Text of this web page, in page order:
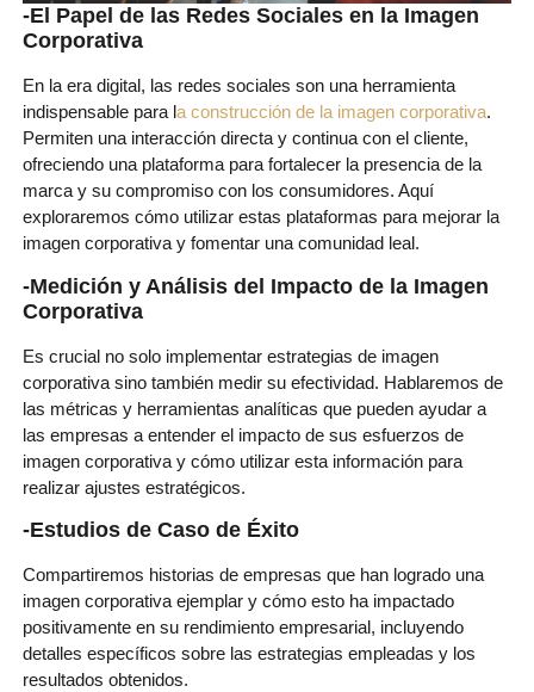
-El Papel de las Redes Sociales en la Imagen
Corporativa
En la era digital, las redes sociales son una herramienta
indispensable para la construcción de la imagen corporativa.
Permiten una interacción directa y continua con el cliente,
ofreciendo una plataforma para fortalecer la presencia de la
marca y su compromiso con los consumidores. Aquí
exploraremos cómo utilizar estas plataformas para mejorar la
imagen corporativa y fomentar una comunidad leal.
-Medición y Análisis del Impacto de la Imagen
Corporativa
Es crucial no solo implementar estrategias de imagen
corporativa sino también medir su efectividad. Hablaremos de
las métricas y herramientas analíticas que pueden ayudar a
las empresas a entender el impacto de sus esfuerzos de
imagen corporativa y cómo utilizar esta información para
realizar ajustes estratégicos.
-Estudios de Caso de Éxito
Compartiremos historias de empresas que han logrado una
imagen corporativa ejemplar y cómo esto ha impactado
positivamente en su rendimiento empresarial, incluyendo
detalles específicos sobre las estrategias empleadas y los
resultados obtenidos.